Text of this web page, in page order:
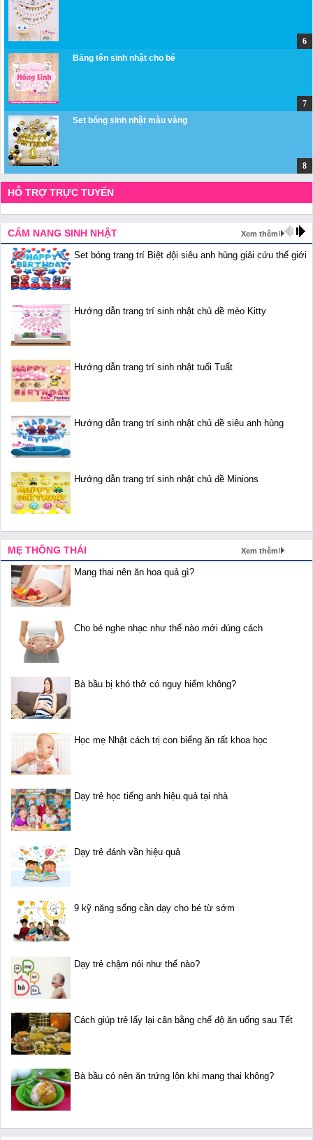
Bảng tên sinh nhật cho bé
Set bóng sinh nhật màu vàng
HỖ TRỢ TRỰC TUYẾN
CẨM NANG SINH NHẬT Xem thêm
Set bóng trang trí Biệt đội siêu anh hùng giải cứu thế giới
Hướng dẫn trang trí sinh nhật chủ đề mèo Kitty
Hướng dẫn trang trí sinh nhật tuổi Tuất
Hướng dẫn trang trí sinh nhật chủ đề siêu anh hùng
Hướng dẫn trang trí sinh nhật chủ đề Minions
MẸ THÔNG THÁI Xem thêm
Mang thai nên ăn hoa quả gì?
Cho bé nghe nhạc như thế nào mới đúng cách
Bà bầu bị khó thở có nguy hiểm không?
Học mẹ Nhật cách trị con biếng ăn rất khoa học
Dạy trẻ học tiếng anh hiệu quả tại nhà
Dạy trẻ đánh vần hiệu quả
9 kỹ năng sống cần dạy cho bé từ sớm
Dạy trẻ chậm nói như thế nào?
Cách giúp trẻ lấy lại cân bằng chế độ ăn uống sau Tết
Bà bầu có nên ăn trứng lộn khi mang thai không?